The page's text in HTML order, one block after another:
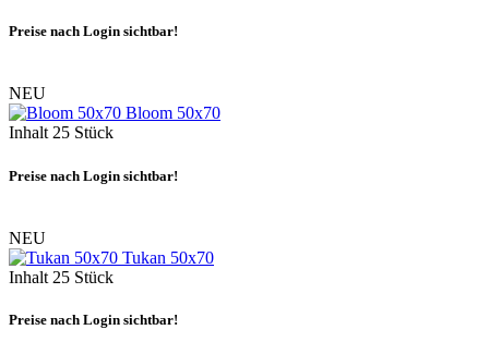
Preise nach Login sichtbar!
NEU
Bloom 50x70
Inhalt25 Stück
Preise nach Login sichtbar!
NEU
Tukan 50x70
Inhalt 25 Stück
Preise nach Login sichtbar!